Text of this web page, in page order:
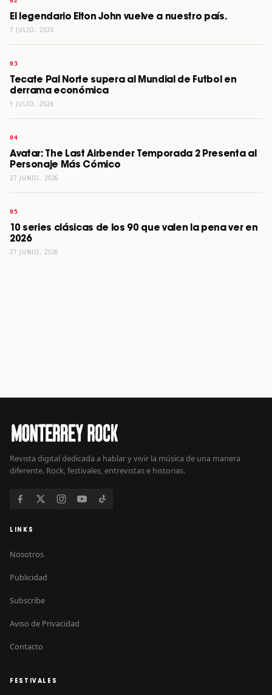
El legendario Elton John vuelve a nuestro país.
7 JULIO, 2026
Tecate Pal Norte supera al Mundial de Futbol en
derrama económica
1 JULIO, 2026
Avatar: The Last Airbender Temporada 2 Presenta al
Personaje Más Cómico
27 JUNIO, 2026
10 series clásicas de los 90 que valen la pena ver en
2026
27 JUNIO, 2026
Revista digital dedicada a hablar y vivir la música de una manera
diferente. Rock, festivales, entrevistas e historias.
LINKS
Nosotros
Publicidad
Subscribe
Aviso de Privacidad
Contacto
FESTIVALES